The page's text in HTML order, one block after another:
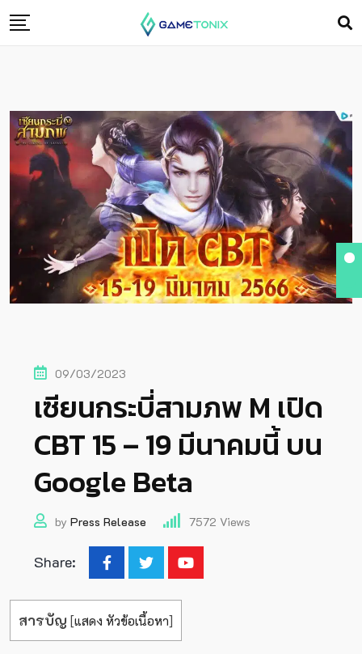
09/03/2023
เซียนกระบี่สามภพ M เปิด
CBT 15 – 19 มีนาคมนี้ บน
Google Beta
by Press Release 7572 Views
Share:
สารบัญ [แสดง หัวข้อเนื้อหา]